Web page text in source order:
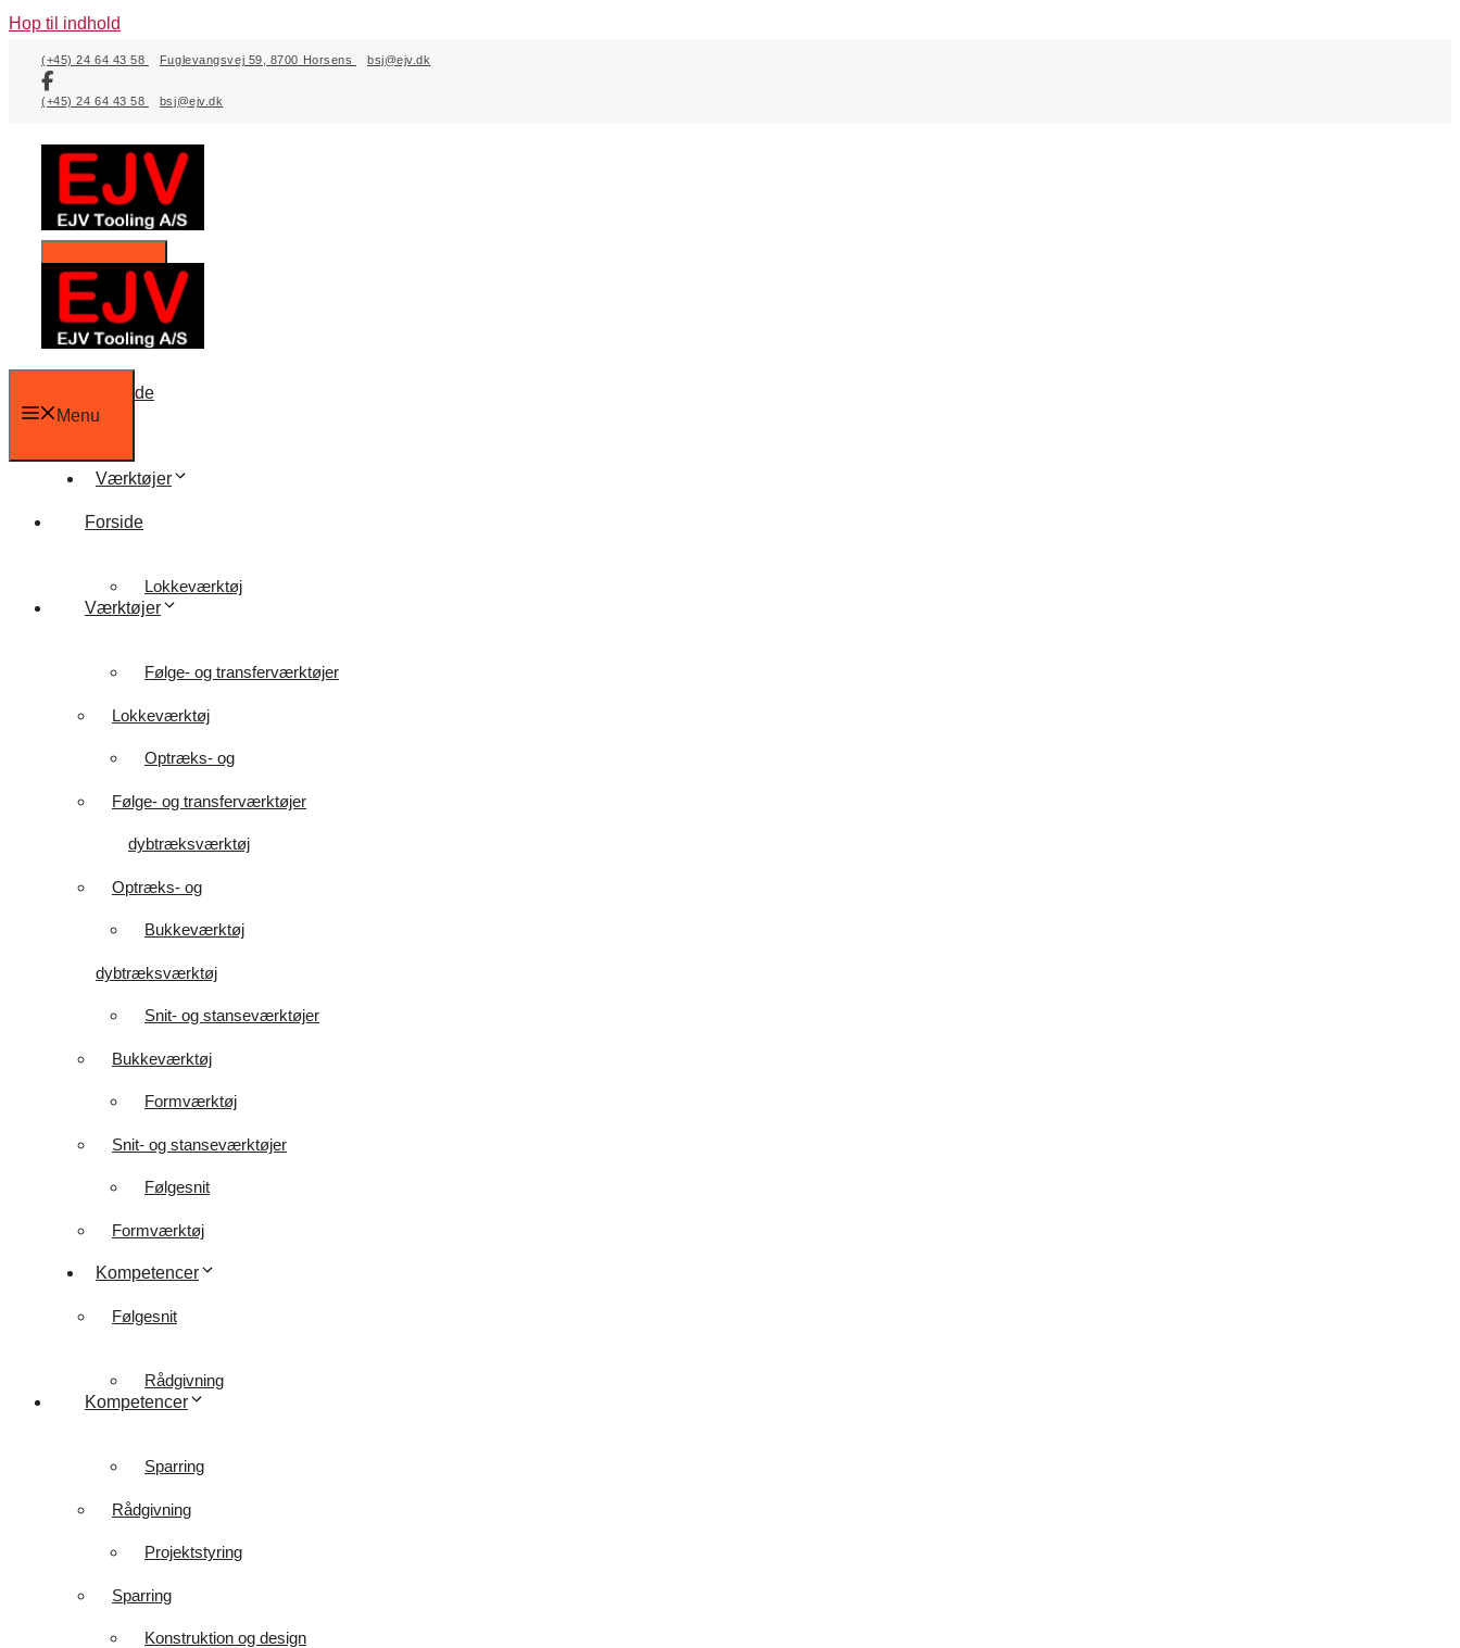
Hop til indhold
(+45) 24 64 43 58 Fuglevangsvej 59, 8700 Horsens bsj@ejv.dk
(+45) 24 64 43 58 bsj@ejv.dk
Menu
Forside
Værktøjer
Lokkeværktøj
Følge- og transferværktøjer
Optræks- og
dybtræksværktøj
Bukkeværktøj
Snit- og stanseværktøjer
Formværktøj
Følgesnit
Kompetencer
Rådgivning
Sparring
Projektstyring
Konstruktion og design
Menu
Forside
Værktøjer
Lokkeværktøj
Følge- og transferværktøjer
Optræks- og
dybtræksværktøj
Bukkeværktøj
Snit- og stanseværktøjer
Formværktøj
Følgesnit
Kompetencer
Rådgivning
Sparring